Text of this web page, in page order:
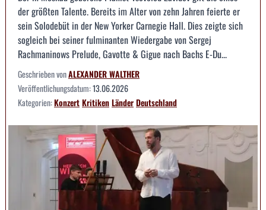
der größten Talente. Bereits im Alter von zehn Jahren feierte er
sein Solodebüt in der New Yorker Carnegie Hall. Dies zeigte sich
sogleich bei seiner fulminanten Wiedergabe von Sergej
Rachmaninows Prelude, Gavotte & Gigue nach Bachs E-Du...
Geschrieben vonALEXANDER WALTHER
Veröffentlichungsdatum:13.06.2026
Kategorien:KonzertKritikenLänderDeutschland